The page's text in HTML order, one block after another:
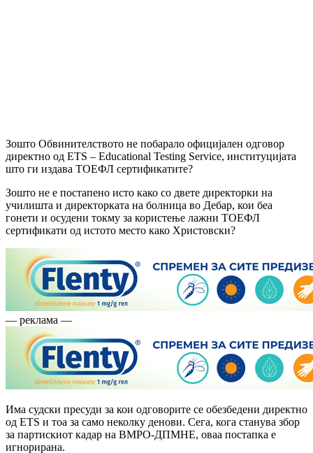
Зошто Обвинителството не побарало официјален одговор
директно од ETS – Educational Testing Service, институцијата
што ги издава ТОЕФЛ сертификатите?
Зошто не е постапено исто како со двете директорки на
училишта и директорката на болница во Дебар, кои беа
гонети и осудени токму за користење лажни ТОЕФЛ
сертификати од истото место како Христовски?
— реклама —
Има судски пресуди за кои одговорите се обезбедени директно
од ETS и тоа за само неколку денови. Сега, кога станува збор
за партискиот кадар на ВМРО-ДПМНЕ, оваа постапка е
игнорирана.